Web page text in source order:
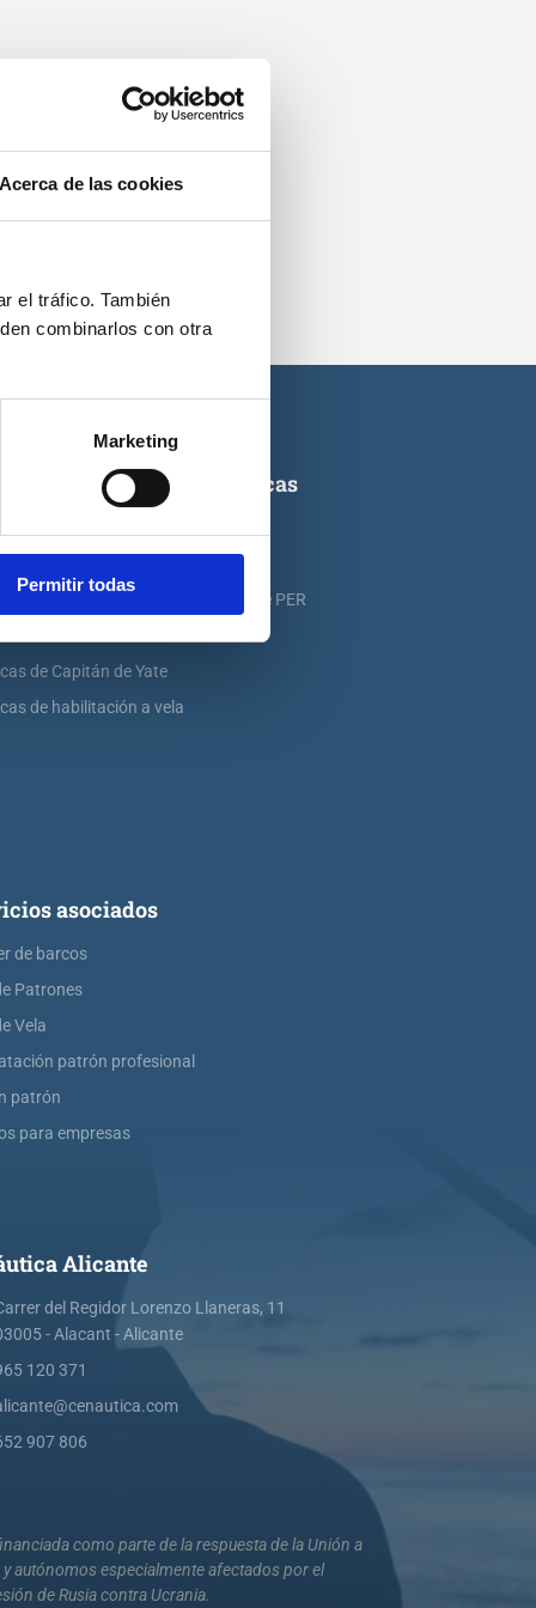
de las cookies
el tráfico. También
combinarlos con otra
Marketing
Permitir todas
de titulaciones náuticas
de ampliación de atribuciones de PER
de Patrón de Yate
de Capitán de Yate
de habilitación a vela
asociados
de barcos
Patrones
Vela
patrón profesional
patrón
para empresas
Alicante
del Regidor Lorenzo Llaneras, 11
- Alacant - Alicante
120 371
907 806
como parte de la respuesta de la Unión a
autónomos especialmente afectados por el
de Rusia contra Ucrania.